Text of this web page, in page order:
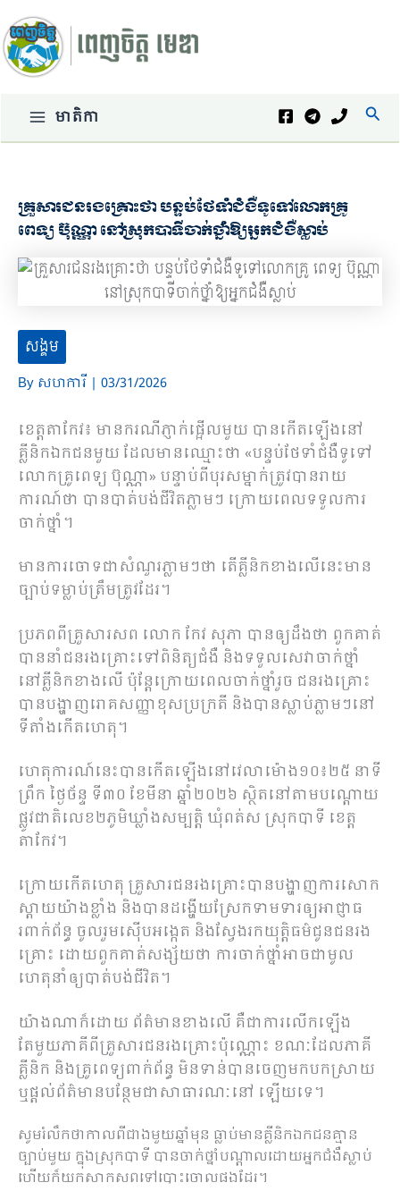
to
content
Mainមាតិកា
គ្រួសារជនរងគ្រោះថា បន្ទប់ថែទាំជំងឺទូទៅលោកគ្រូ
ពេទ្យ ប៊ុណ្ណា នៅស្រុកបាទីចាក់ថ្នាំឱ្យអ្នកជំងឺស្លាប់
សង្គម
By សហការី | 03/31/2026
ខេត្តតាកែវ៖ មានករណីភ្ញាក់ផ្អើលមួយ បានកើតឡើងនៅ
គ្លីនិកឯកជនមួយ ដែលមានឈ្មោះថា «បន្ទប់ថែទាំជំងឺទូទៅ
លោកគ្រូពេទ្យ ប៊ុណ្ណា» បន្ទាប់ពីបុរសម្នាក់ត្រូវបានរាយ
ការណ៍ថា បានបាត់បង់ជីវិតភ្លាមៗ ក្រោយពេលទទួលការ
ចាក់ថ្នាំ។
មានការចោទជាសំណួរភ្លាមៗថា តើគ្លីនិកខាងលើនេះមាន
ច្បាប់ទម្លាប់ត្រឹមត្រូវដែរ។
ប្រភពពីគ្រួសារសព លោក កែវ សុភា បានឲ្យដឹងថា ពួកគាត់
បាននាំជនរងគ្រោះទៅពិនិត្យជំងឺ និងទទួលសេវាចាក់ថ្នាំ
នៅគ្លីនិកខាងលើ ប៉ុន្តែក្រោយពេលចាក់ថ្នាំរួច ជនរងគ្រោះ
បានបង្ហាញរោគសញ្ញាខុសប្រក្រតី និងបានស្លាប់ភ្លាមៗនៅ
ទីតាំងកើតហេតុ។
ហេតុការណ៍នេះបានកើតឡើងនៅវេលាម៉ោង១០៖២៥ នាទី
ព្រឹក ថ្ងៃច័ន្ទ ទី៣០ ខែមីនា ឆ្នាំ២០២៦ ស្ថិតនៅតាមបណ្តោយ
ផ្លូវជាតិលេខ២ភូមិឃ្លាំងសម្បត្តិ ឃុំពត់ស ស្រុកបាទី ខេត្ត
តាកែវ។
ក្រោយកើតហេតុ គ្រួសារជនរងគ្រោះបានបង្ហាញការសោក
ស្ដាយយ៉ាងខ្លាំង និងបានដង្ហើយស្រែកទាមទារឲ្យអាជ្ញាធ
រពាក់ព័ន្ធ ចូលរួមស៊ើបអង្កេត និងស្វែងរកយុត្តិធម៌ជូនជនរង
គ្រោះ ដោយពួកគាត់សង្ស័យថា ការចាក់ថ្នាំអាចជាមូល
ហេតុនាំឲ្យបាត់បង់ជីវិត។
យ៉ាងណាក៏ដោយ ព័ត៌មានខាងលើ គឺជាការលើកឡើង
តែមួយភាគីពីគ្រួសារជនរងគ្រោះប៉ុណ្ណោះ ខណៈដែលភាគី
គ្លីនិក និងគ្រូពេទ្យពាក់ព័ន្ធ មិនទាន់បានចេញមកបកស្រាយ
ឬផ្តល់ព័ត៌មានបន្ថែមជាសាធារណៈនៅ ឡើយទេ។
សូមរំលឹកថាកាលពីជាងមួយឆ្នាំមុន ធ្លាប់មានគ្លីនិកឯកជនគ្មាន
ច្បាប់មួយ ក្នុងស្រុកបាទី បានចាក់ថ្នាំបណ្ដាលដោយអ្នកជំងឺស្លាប់
ហើយក៏យកសាកសពទៅបោះចោលផងដែរ។